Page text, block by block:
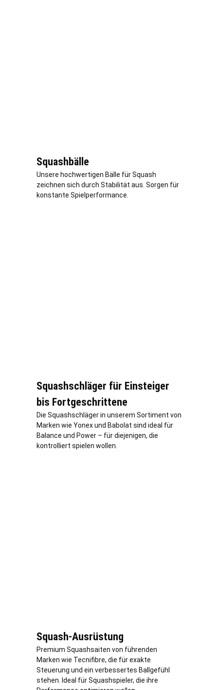
Squashbälle
Unsere hochwertigen Bälle für Squash
zeichnen sich durch Stabilität aus. Sorgen für
konstante Spielperformance.
Squashschläger für Einsteiger
bis Fortgeschrittene
Die Squashschläger in unserem Sortiment von
Marken wie Yonex und Babolat sind ideal für
Balance und Power – für diejenigen, die
kontrolliert spielen wollen.
Squash-Ausrüstung
Premium Squashsaiten von führenden
Marken wie Tecnifibre, die für exakte
Steuerung und ein verbessertes Ballgefühl
stehen. Ideal für Squashspieler, die ihre